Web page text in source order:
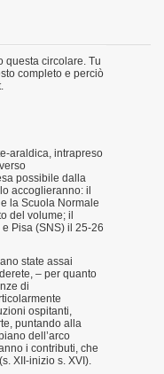
questa circolare. Tu
completo e perciò
araldica, intrapreso
possibile dalla
accoglieranno: il
la Scuola Normale
del volume; il
Pisa (SNS) il 25-26
state assai
– per quanto
di
ospitanti,
puntando alla
dell’arco
i contributi, che
XII-inizio s. XVI).